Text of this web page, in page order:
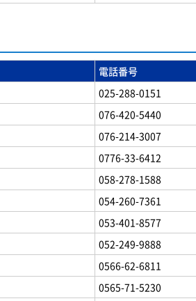
電話番号
025-288-0151
076-420-5440
076-214-3007
0776-33-6412
058-278-1588
054-260-7361
053-401-8577
052-249-9888
0566-62-6811
0565-71-5230